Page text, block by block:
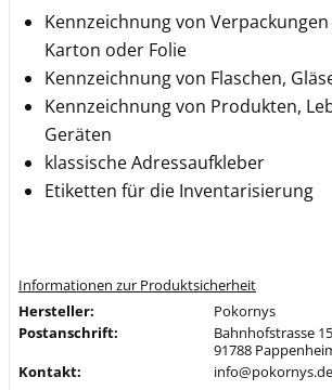
Kennzeichnung von
Karton oder Folie
Kennzeichnung von Flaschen,
Kennzeichnung von Produkten,
Geräten
klassische Adressaufkleber
Etiketten für die Inventarisierung
Informationen zur Produktsicherheit
Hersteller:
Pokornys
Postanschrift:
Bahnhofstrasse 15
91788
Kontakt:
info@pokornys.de